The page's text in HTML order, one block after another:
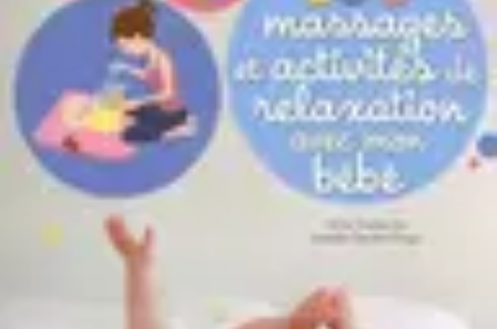
Astuces Anti Stress
Astuces NaturellesAstuces PratiquesMéditation et
Relaxation
Routines et Habitudes Techniques de Relaxation
Astuces Anti Stress